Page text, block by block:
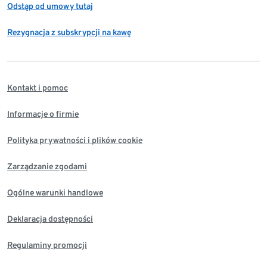
Odstąp od umowy tutaj
Rezygnacja z subskrypcji na kawę
Kontakt i pomoc
Informacje o firmie
Polityka prywatności i plików cookie
Zarządzanie zgodami
Ogólne warunki handlowe
Deklaracja dostępności
Regulaminy promocji